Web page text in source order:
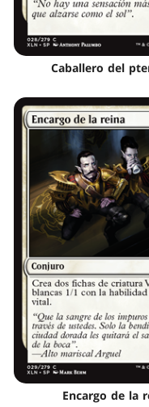
Caballero del
Encargo de la